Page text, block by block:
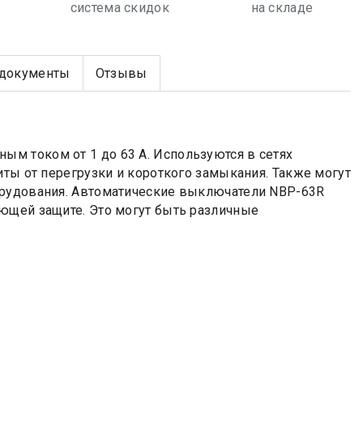
система скидок
на складе
Отзывы
током от 1 до 63 А. Используются в сетях
от перегрузки и короткого замыкания. Также могут
Автоматические выключатели NBP-63R
защите. Это могут быть различные